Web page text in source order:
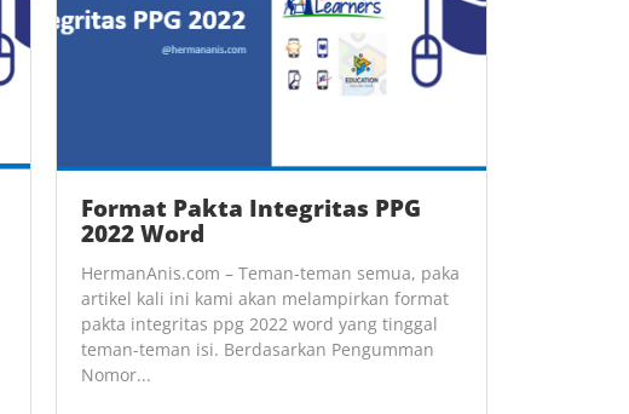
Format Pakta Integritas PPG
2022 Word
HermanAnis.com – Teman-teman semua, paka
artikel kali ini kami akan melampirkan format
pakta integritas ppg 2022 word yang tinggal
teman-teman isi. Berdasarkan Pengumman
Nomor...